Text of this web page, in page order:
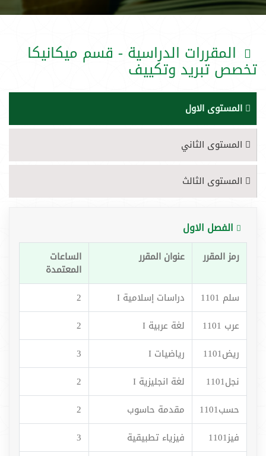
المقررات الدراسية - قسم ميكانيكا
تخصص تبريد وتكييف
المستوى الاول
المستوى الثاني
المستوى الثالث
الفصل الاول
رمز المقرر عنوان المقرر الساعات
المعتمدة
سلم 1101
دراسات إسلامية I
2
عرب 1101
لغة عربية I
2
ريض1101
رياضيات I
3
نجل1101
لغة انجليزية I
2
حسب1101
مقدمة حاسوب
2
فيز1101
فيزياء تطبيقية
3